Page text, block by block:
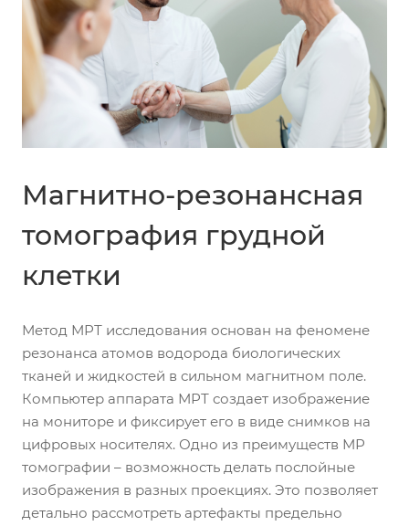
Магнитно-резонансная
томография грудной
клетки
Метод МРТ исследования основан на феномене
резонанса атомов водорода биологических
тканей и жидкостей в сильном магнитном поле.
Компьютер аппарата МРТ создает изображение
на мониторе и фиксирует его в виде снимков на
цифровых носителях. Одно из преимуществ МР
томографии – возможность делать послойные
изображения в разных проекциях. Это позволяет
детально рассмотреть артефакты предельно